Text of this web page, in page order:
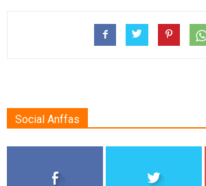
Social Anffas